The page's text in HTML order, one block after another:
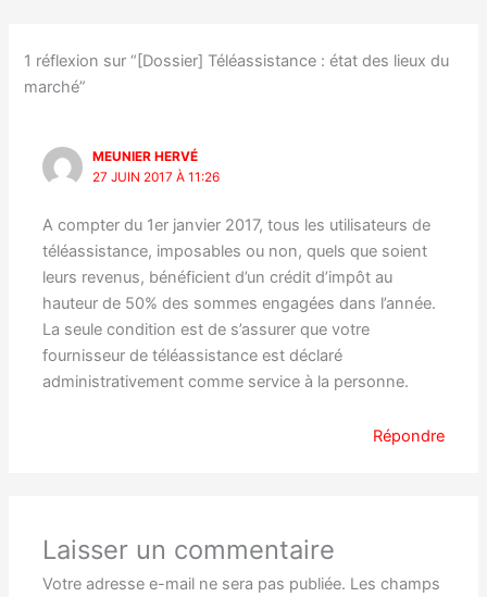
1 réflexion sur “[Dossier] Téléassistance : état des lieux du
marché”
MEUNIER HERVÉ
27 JUIN 2017 À 11:26
A compter du 1er janvier 2017, tous les utilisateurs de
téléassistance, imposables ou non, quels que soient
leurs revenus, bénéficient d’un crédit d’impôt au
hauteur de 50% des sommes engagées dans l’année.
La seule condition est de s’assurer que votre
fournisseur de téléassistance est déclaré
administrativement comme service à la personne.
Répondre
Laisser un commentaire
Votre adresse e-mail ne sera pas publiée. Les champs